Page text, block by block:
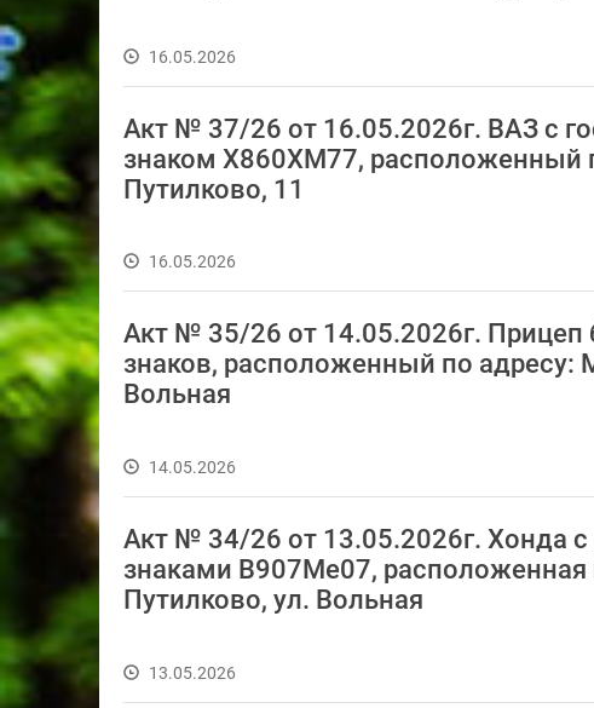
16.05.2026
Акт № 37/26 от 16.05.2026г. ВАЗ с
знаком Х860ХМ77, расположенный
Путилково, 11
16.05.2026
Акт № 35/26 от 14.05.2026г. Прицеп
знаков, расположенный по адресу:
Вольная
14.05.2026
Акт № 34/26 от 13.05.2026г. Хонда
знаками В907Ме07, расположенная
Путилково, ул. Вольная
13.05.2026